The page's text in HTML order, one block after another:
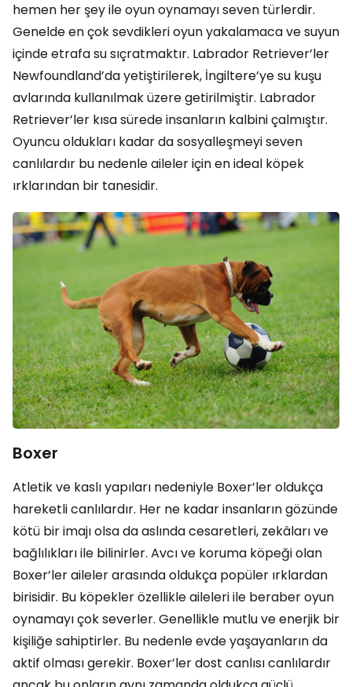
hemen her şey ile oyun oynamayı seven türlerdir.
Genelde en çok sevdikleri oyun yakalamaca ve suyun
içinde etrafa su sıçratmaktır. Labrador Retriever’ler
Newfoundland’da yetiştirilerek, İngiltere’ye su kuşu
avlarında kullanılmak üzere getirilmiştir. Labrador
Retriever’ler kısa sürede insanların kalbini çalmıştır.
Oyuncu oldukları kadar da sosyalleşmeyi seven
canlılardır bu nedenle aileler için en ideal köpek
ırklarından bir tanesidir.
Boxer
Atletik ve kaslı yapıları nedeniyle Boxer’ler oldukça
hareketli canlılardır. Her ne kadar insanların gözünde
kötü bir imajı olsa da aslında cesaretleri, zekâları ve
bağlılıkları ile bilinirler. Avcı ve koruma köpeği olan
Boxer’ler aileler arasında oldukça popüler ırklardan
birisidir. Bu köpekler özellikle aileleri ile beraber oyun
oynamayı çok severler. Genellikle mutlu ve enerjik bir
kişiliğe sahiptirler. Bu nedenle evde yaşayanların da
aktif olması gerekir. Boxer’ler dost canlısı canlılardır